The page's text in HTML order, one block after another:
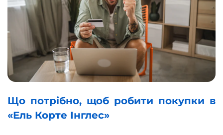
Що потрібно, щоб робити покупки в
«Ель Корте Інглес»